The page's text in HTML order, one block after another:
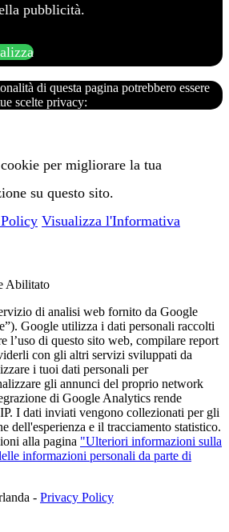
pubblicità.
di questa pagina potrebbero essere
scelte privacy:
per migliorare la tua
su questo sito.
Visualizza l'Informativa
Abilitato
di analisi web fornito da Google
Google utilizza i dati personali raccolti
l’uso di questo sito web, compilare report
con gli altri servizi sviluppati da
i tuoi dati personali per
gli annunci del proprio network
di Google Analytics rende
I dati inviati vengono collezionati per gli
dell'esperienza e il tracciamento statistico.
alla pagina "Ulteriori informazioni sulla
informazioni personali da parte di
- Privacy Policy